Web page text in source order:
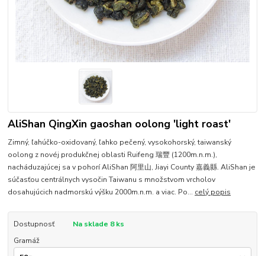
AliShan QingXin gaoshan oolong 'light roast'
Zimný, ľahúčko-oxidovaný, ľahko pečený, vysokohorský, taiwanský
oolong z novéj produkčnej oblasti Ruifeng 瑞豐 (1200m.n.m.),
nacháduzajúcej sa v pohorí AliShan 阿里山, Jiayi County 嘉義縣. AliShan je
súčasťou centrálnych vysočin Taiwanu s množstvom vrcholov
dosahujúcich nadmorskú výšku 2000m.n.m. a viac. Po... celý popis
Dostupnosť
Na sklade 8 ks
Gramáž